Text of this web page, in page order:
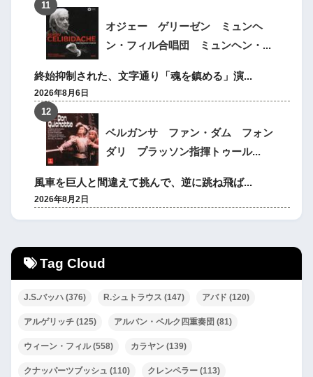
オジェー ゲリーゼン ミュンヘ
ン・フィル合唱団 ミュンヘン・...
終始抑制された、文字通り「魂を鎮める」演...
2026年8月6日
ベルガンサ ファン・ダム フォン
ダリ プラッソン指揮トゥール...
風車を巨人と間違えて挑んで、逆に跳ね飛ば...
2026年8月2日
Tag Cloud
J.S.バッハ (376) R.シュトラウス (147) アバド (120)
アルゲリッチ (125) アルバン・ベルク四重奏団 (81)
ウィーン・フィル(558) カラヤン (139)
クナッパーツブッシュ (110) クレンペラー (113)